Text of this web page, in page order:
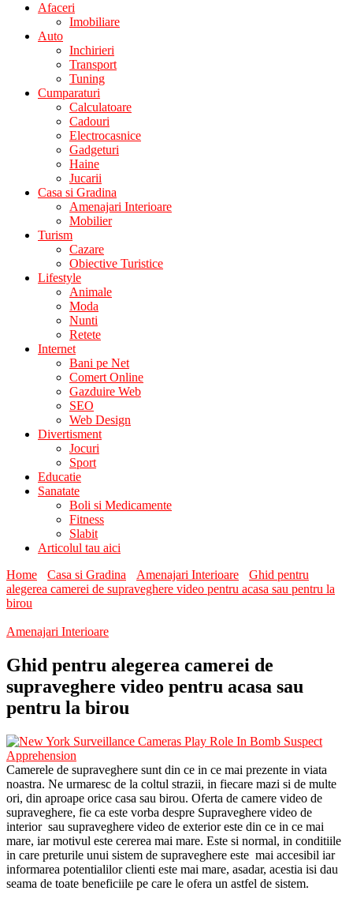
Afaceri
Imobiliare
Auto
Inchirieri
Transport
Tuning
Cumparaturi
Calculatoare
Cadouri
Electrocasnice
Gadgeturi
Haine
Jucarii
Casa si Gradina
Amenajari Interioare
Mobilier
Turism
Cazare
Obiective Turistice
Lifestyle
Animale
Moda
Nunti
Retete
Internet
Bani pe Net
Comert Online
Gazduire Web
SEO
Web Design
Divertisment
Jocuri
Sport
Educatie
Sanatate
Boli si Medicamente
Fitness
Slabit
Articolul tau aici
Home
Casa si Gradina Amenajari Interioare
Ghid pentru
alegerea camerei de supraveghere video pentru acasa sau pentru la
birou
Amenajari Interioare
Ghid pentru alegerea camerei de
supraveghere video pentru acasa sau
pentru la birou
Camerele de supraveghere sunt din ce in ce mai prezente in viata
noastra. Ne urmaresc de la coltul strazii, in fiecare mazi si de multe
ori, din aproape orice casa sau birou. Oferta de camere video de
supraveghere, fie ca este vorba despre Supraveghere video de
interior sau supraveghere video de exterior este din ce in ce mai
mare, iar motivul este cererea mai mare. Este si normal, in conditiile
in care preturile unui sistem de supraveghere este mai accesibil iar
informarea potentialilor clienti este mai mare, asadar, acestia isi dau
seama de toate beneficiile pe care le ofera un astfel de sistem.